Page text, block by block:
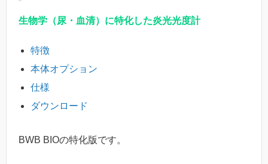
生物学（尿・血清）に特化した炎光光度計
特徴
本体オプション
仕様
ダウンロード
BWB BIOの特化版です。